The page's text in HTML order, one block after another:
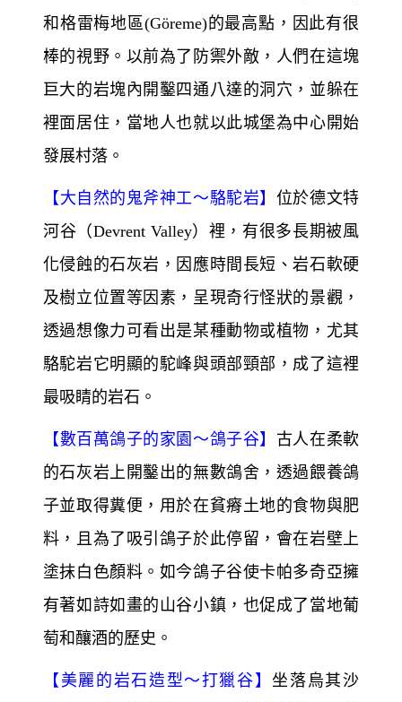
和格雷梅地區(Göreme)的最高點，因此有很
棒的視野。以前為了防禦外敵，人們在這塊
巨大的岩塊內開鑿四通八達的洞穴，並躲在
裡面居住，當地人也就以此城堡為中心開始
發展村落。
【大自然的鬼斧神工～駱駝岩】 位於德文特
河谷（Devrent Valley）裡，有很多長期被風
化侵蝕的石灰岩，因應時間長短、岩石軟硬
及樹立位置等因素，呈現奇行怪狀的景觀，
透過想像力可看出是某種動物或植物，尤其
駱駝岩它明顯的駝峰與頭部頸部，成了這裡
最吸睛的岩石。
【數百萬鴿子的家園～鴿子谷】 古人在柔軟
的石灰岩上開鑿出的無數鴿舍，透過餵養鴿
子並取得糞便，用於在貧瘠土地的食物與肥
料，且為了吸引鴿子於此停留，會在岩壁上
塗抹白色顏料。如今鴿子谷使卡帕多奇亞擁
有著如詩如畫的山谷小鎮，也促成了當地葡
萄和釀酒的歷史。
【 美麗的岩石造型～打獵谷】坐落烏其沙